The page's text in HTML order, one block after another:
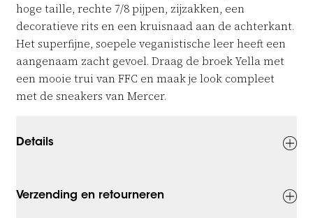
hoge taille, rechte 7/8 pijpen, zijzakken, een
decoratieve rits en een kruisnaad aan de achterkant.
Het superfijne, soepele veganistische leer heeft een
aangenaam zacht gevoel. Draag de broek Yella met
een mooie trui van FFC en maak je look compleet
met de sneakers van Mercer.
Details
Verzending en retourneren